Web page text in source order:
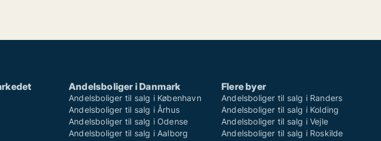
Andelsboliger i Danmark
Andelsboliger til salg i København
Andelsboliger til salg i Århus
Andelsboliger til salg i Odense
Andelsboliger til salg i Aalborg
Flere byer
Andelsboliger til salg i Randers
Andelsboliger til salg i Kolding
Andelsboliger til salg i Vejle
Andelsboliger til salg i Roskilde